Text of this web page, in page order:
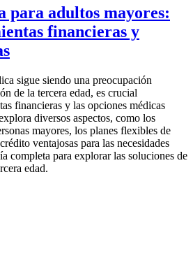
para adultos mayores:
financieras y
sigue siendo una preocupación
de la tercera edad, es crucial
financieras y las opciones médicas
diversos aspectos, como los
mayores, los planes flexibles de
ventajosas para las necesidades
completa para explorar las soluciones de
edad.